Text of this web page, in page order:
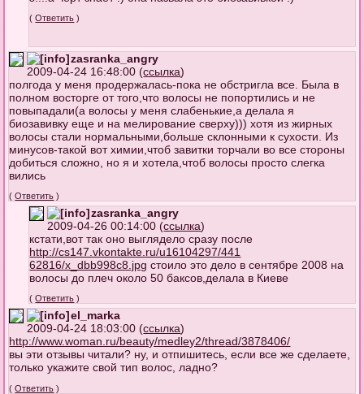
(Ответить )
zasranka_angry
2009-04-24 16:48:00 (ссылка)
полгода у меня продержалась-пока не обстригла все. Была в
полном восторге от того,что волосы не попортились и не
повыпадали(а волосы у меня слабенькие,а делала я
биозавивку еще и на мелирование сверху))) хотя из жирных
волосы стали нормальными,больше склонными к сухости. Из
минусов-такой вот химии,чтоб завитки торчали во все стороны
добиться сложно, но я и хотела,чтоб волосы просто слегка
вились
(Ответить )
zasranka_angry
2009-04-26 00:14:00 (ссылка)
кстати,вот так оно выглядело сразу после
http://cs147.vkontakte.ru/u16104297/441
62816/x_dbb998c8.jpg стоило это дело в сентябре 2008 на
волосы до плеч около 50 баксов,делала в Киеве
(Ответить )
el_marka
2009-04-24 18:03:00 (ссылка)
http://www.woman.ru/beauty/medley2/thread/3878406/
вы эти отзывы читали? ну, и отпишитесь, если все же сделаете,
только укажите свой тип волос, ладно?
(Ответить )